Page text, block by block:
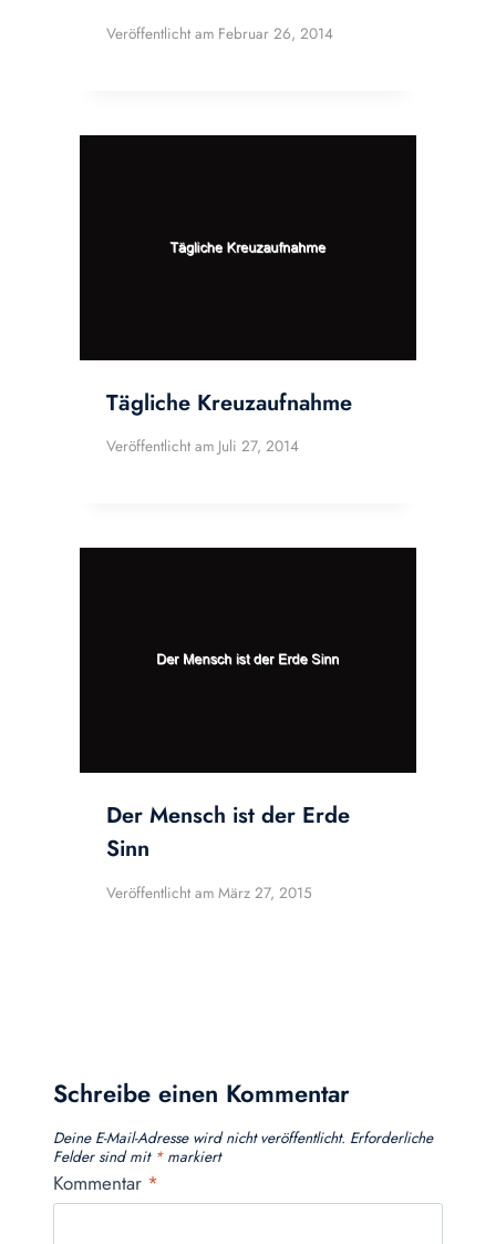
Veröffentlicht am Februar 26, 2014
Tägliche Kreuzaufnahme
Veröffentlicht am Juli 27, 2014
Der Mensch ist der Erde
Sinn
Veröffentlicht am März 27, 2015
Schreibe einen Kommentar
Deine E-Mail-Adresse wird nicht veröffentlicht. Erforderliche
Felder sind mit *markiert
Kommentar *